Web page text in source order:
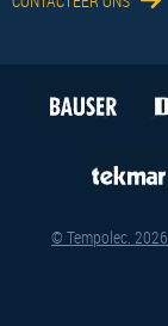
© Tempolec. 2026